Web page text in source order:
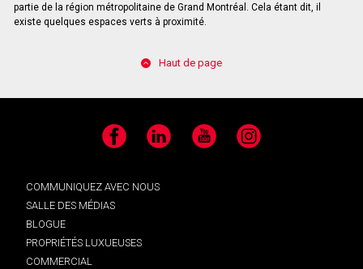
partie de la région métropolitaine de Grand Montréal. Cela étant dit, il
existe quelques espaces verts à proximité.
Haut de page
Facebook LinkedIn YouTube Instagram
COMMUNIQUEZ AVEC NOUS
SALLE DES MÉDIAS
BLOGUE
PROPRIÉTÉS LUXUEUSES
COMMERCIAL